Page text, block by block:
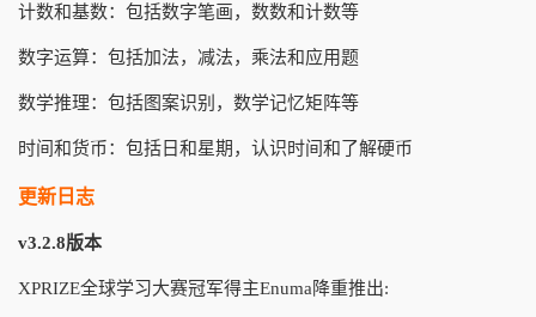
计数和基数：包括数字笔画，数数和计数等
数字运算：包括加法，减法，乘法和应用题
数学推理：包括图案识别，数学记忆矩阵等
时间和货币：包括日和星期，认识时间和了解硬币
更新日志
v3.2.8版本
XPRIZE全球学习大赛冠军得主Enuma降重推出: